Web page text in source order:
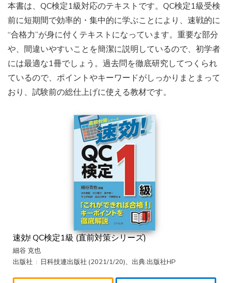
本書は、QC検定1級対応のテキストです。QC検定1級受検
前に短期間で効率的・集中的に学ぶことにより、速戦的に
“合格力”が身に付くテキストになっています。重要な部分
や、間違いやすいことを簡潔に説明しているので、初学者
には最適な1冊でしょう。過去問を徹底研究してつくられ
ているので、ポイントやキーワードがしっかりまとまって
おり、試験前の総仕上げに使える教材です。
速効! QC検定1級 (直前対策シリーズ)
細谷 克也
出版社 ‏ : ‎ 日科技連出版社 (2021/1/20)、出典:出版社HP